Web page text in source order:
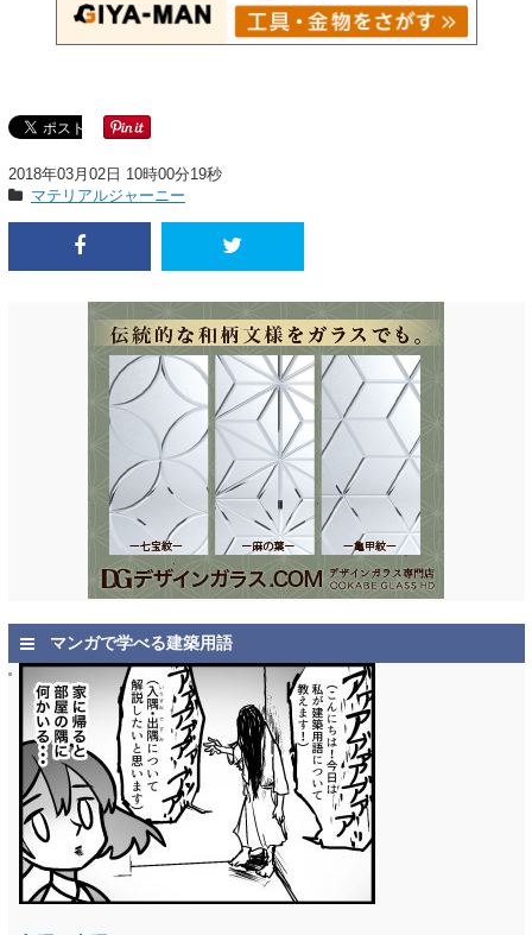
2018年03月02日 10時00分19秒
マテリアルジャーニー
マンガで学べる建築用語